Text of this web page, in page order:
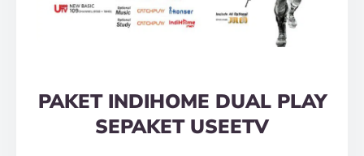
PAKET INDIHOME DUAL PLAY
SEPAKET USEETV